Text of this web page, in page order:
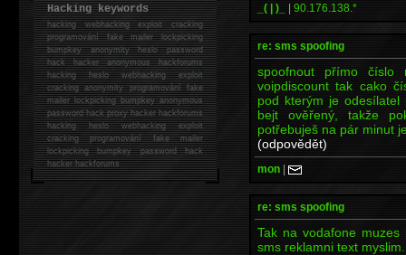
_( | )_ | 90.176.138.*
re: sms spoofing
spoofnout přímo číslo
voipdiscount tak cako
pod kterým je
bejt ověřený, takže
potřebuješ na pár minut
(odpovědět)
mon |
re: sms spoofing
Tak na vodafone
sms reklamni text
Hacking keywords
hackingwebhacking exploit cracking
programování fake mailer lockpicking
bumpkey anonymity heslo password
hackhacker anonymous hackforums
hackingheslo webhacking exploit
cracking anonymity programování fake
mailer lockpicking bumpkey anonymous
password hack proxy hacker hackforums
hacking heslo webhacking exploit
cracking programování fake mailer
lockpicking bumpkey password hack
hackerhackforums